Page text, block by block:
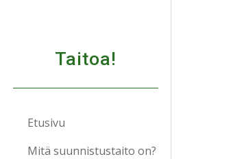
Taitoa!
Etusivu
Mitä suunnistustaito on?